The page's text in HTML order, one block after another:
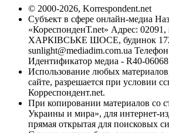
© 2000-2026, Korrespondent.net
Субъект в сфере онлайн-медиа
«КореспонденТ.net» Адрес: 02091,
ХАРКІВСЬКЕ ШОСЕ, будинок
sunlight@mediadim.com.ua
Идентификатор медиа - R40-06068
Использование любых
сайте, разрешается при условии
Корреспондент.net.
При копировании материалов со
Украины и мира», для интернет-
прямая открытая для поисковых